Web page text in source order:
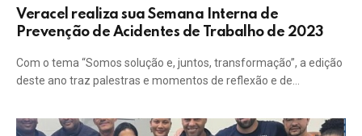
Veracel realiza sua Semana Interna de
Prevenção de Acidentes de Trabalho de 2023
Com o tema “Somos solução e, juntos, transformação”, a edição
deste ano traz palestras e momentos de reflexão e de…